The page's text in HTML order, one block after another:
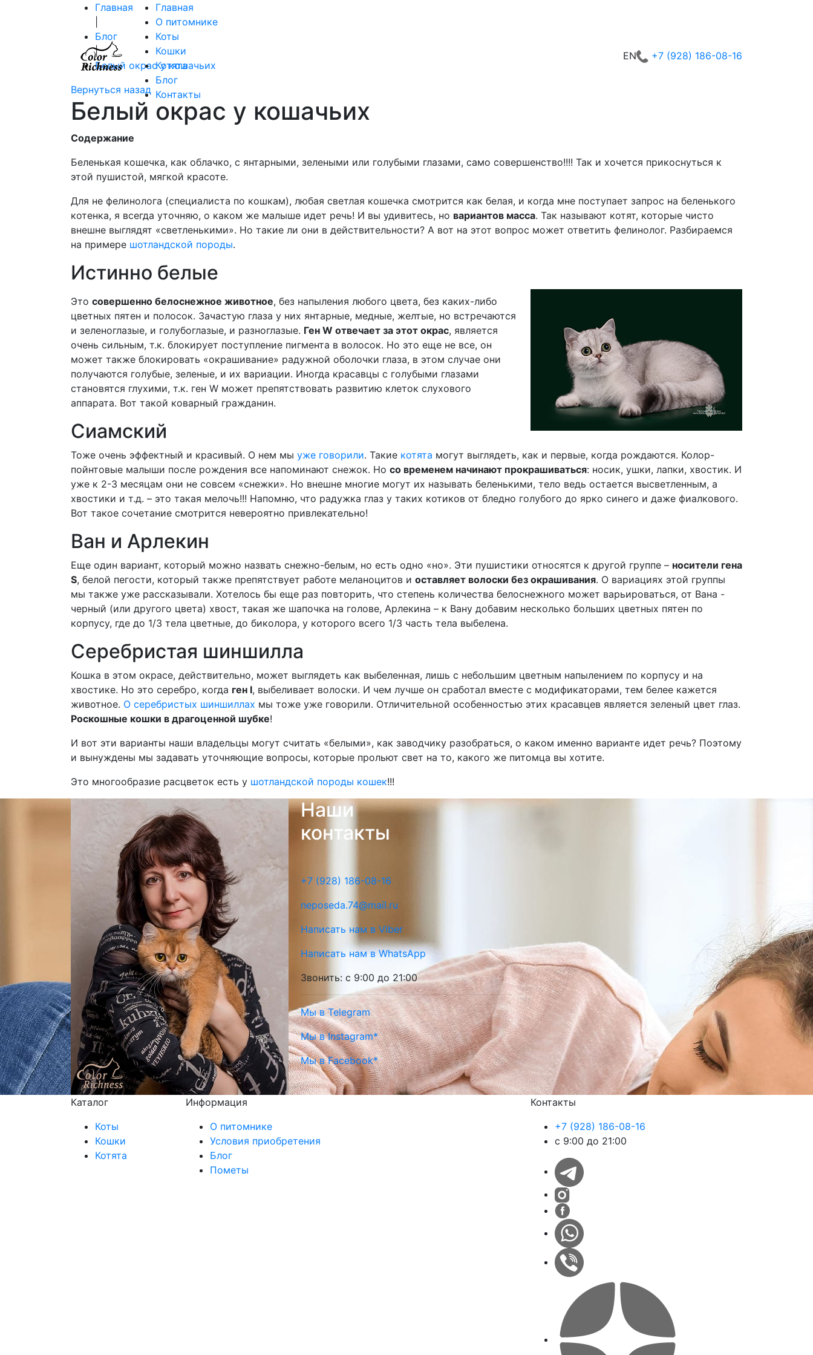
Главная
О питомнике
Коты
Кошки
Котята
Блог
Контакты
EN +7 (928) 186-08-16
Главная
Блог
|
Белый окрас у кошачьих
Вернуться назад
Белый окрас у кошачьих
Содержание
Беленькая кошечка, как облачко, с янтарными, зелеными или голубыми глазами, само совершенство!!!! Так и хочется прикоснуться к
этой пушистой, мягкой красоте.
Для не фелинолога (специалиста по кошкам), любая светлая кошечка смотрится как белая, и когда мне поступает запрос на беленького
котенка, я всегда уточняю, о каком же малыше идет речь! И вы удивитесь, но вариантов масса. Так называют котят, которые чисто
внешне выглядят «светленькими». Но такие ли они в действительности? А вот на этот вопрос может ответить фелинолог. Разбираемся
на примере шотландской породы.
Истинно белые
Это совершенно белоснежное животное, без напыления любого цвета, без каких-либо
цветных пятен и полосок. Зачастую глаза у них янтарные, медные, желтые, но встречаются
и зеленоглазые, и голубоглазые, и разноглазые. Ген W отвечает за этот окрас, является
очень сильным, т.к. блокирует поступление пигмента в волосок. Но это еще не все, он
может также блокировать «окрашивание» радужной оболочки глаза, в этом случае они
получаются голубые, зеленые, и их вариации. Иногда красавцы с голубыми глазами
становятся глухими, т.к. ген W может препятствовать развитию клеток слухового
аппарата. Вот такой коварный гражданин.
Сиамский
Тоже очень эффектный и красивый. О нем мы уже говорили. Такие котята могут выглядеть, как и первые, когда рождаются. Колор-
пойнтовые малыши после рождения все напоминают снежок. Но со временем начинают прокрашиваться: носик, ушки, лапки, хвостик. И
уже к 2-3 месяцам они не совсем «снежки». Но внешне многие могут их называть беленькими, тело ведь остается высветленным, а
хвостики и т.д. – это такая мелочь!!! Напомню, что радужка глаз у таких котиков от бледно голубого до ярко синего и даже фиалкового.
Вот такое сочетание смотрится невероятно привлекательно!
Ван и Арлекин
Еще один вариант, который можно назвать снежно-белым, но есть одно «но». Эти пушистики относятся к другой группе – носители гена
S, белой пегости, который также препятствует работе меланоцитов и оставляет волоски без окрашивания. О вариациях этой группы
мы также уже рассказывали. Хотелось бы еще раз повторить, что степень количества белоснежного может варьироваться, от Вана -
черный (или другого цвета) хвост, такая же шапочка на голове, Арлекина – к Вану добавим несколько больших цветных пятен по
корпусу, где до 1/3 тела цветные, до биколора, у которого всего 1/3 часть тела выбелена.
Серебристая шиншилла
Кошка в этом окрасе, действительно, может выглядеть как выбеленная, лишь с небольшим цветным напылением по корпусу и на
хвостике. Но это серебро, когда ген I, выбеливает волоски. И чем лучше он сработал вместе с модификаторами, тем белее кажется
животное. О серебристых шиншиллах мы тоже уже говорили. Отличительной особенностью этих красавцев является зеленый цвет глаз.
Роскошные кошки в драгоценной шубке!
И вот эти варианты наши владельцы могут считать «белыми», как заводчику разобраться, о каком именно варианте идет речь? Поэтому
и вынуждены мы задавать уточняющие вопросы, которые прольют свет на то, какого же питомца вы хотите.
Это многообразие расцветок есть у шотландской породы кошек!!!
Наши
контакты
+7 (928) 186-08-16
neposeda.74@mail.ru
Написать нам в Viber
Написать нам в WhatsApp
Звонить: с 9:00 до 21:00
Мы в Telegram
Мы в Instagram*
Мы в Facebook*
Каталог
Коты
Кошки
Котята
Информация
О питомнике
Условия приобретения
Блог
Пометы
Контакты
+7 (928) 186-08-16
с 9:00 до 21:00